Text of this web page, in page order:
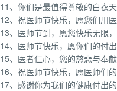
11、你们是最值得尊敬的白衣
12、祝医师节快乐，愿您们用
13、医师节到，愿您快乐无限
14、医师节快乐，愿你们的付
15、医者仁心，您的慈悲与奉
16、祝医师节快乐，愿医师们
17、感谢你为我们的健康付出